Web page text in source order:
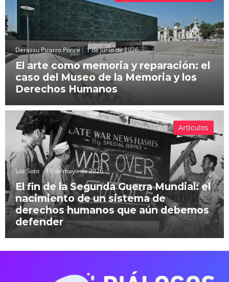
Derassu Pizarro Ponce 1 de junio de 2026
El arte como memoria y reparación: el
caso del Museo de la Memoria y los
Derechos Humanos
Luz Soto 15 de mayo de 2026
El fin de la Segunda Guerra Mundial: el
nacimiento de un sistema de
derechos humanos que aún debemos
defender
Artículos